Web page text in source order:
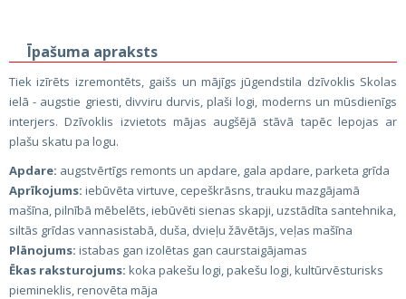
Īpašuma apraksts
Tiek izīrēts izremontēts, gaišs un mājīgs jūgendstila dzīvoklis Skolas
ielā - augstie griesti, divviru durvis, plaši logi, moderns un mūsdienīgs
interjers. Dzīvoklis izvietots mājas augšējā stāvā tapēc lepojas ar
plašu skatu pa logu.
Apdare: augstvērtīgs remonts un apdare, gala apdare, parketa grīda
Aprīkojums: iebūvēta virtuve, cepeškrāsns, trauku mazgājamā
mašīna, pilnībā mēbelēts, iebūvēti sienas skapji, uzstādīta santehnika,
siltās grīdas vannasistabā, duša, dvieļu žāvētājs, veļas mašīna
Plānojums: istabas gan izolētas gan caurstaigājamas
Ēkas raksturojums: koka pakešu logi, pakešu logi, kultūrvēsturisks
piemineklis, renovēta māja